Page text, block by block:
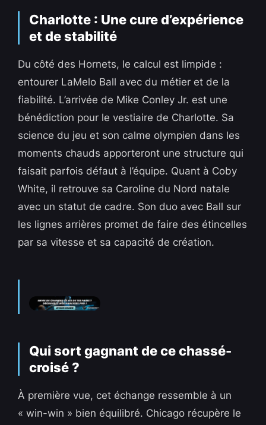
Charlotte : Une cure d’expérience
et de stabilité
Du côté des Hornets, le calcul est limpide :
entourer LaMelo Ball avec du métier et de la
fiabilité. L’arrivée de Mike Conley Jr. est une
bénédiction pour le vestiaire de Charlotte. Sa
science du jeu et son calme olympien dans les
moments chauds apporteront une structure qui
faisait parfois défaut à l’équipe. Quant à Coby
White, il retrouve sa Caroline du Nord natale
avec un statut de cadre. Son duo avec Ball sur
les lignes arrières promet de faire des étincelles
par sa vitesse et sa capacité de création.
Qui sort gagnant de ce chassé-
croisé ?
À première vue, cet échange ressemble à un
« win-win » bien équilibré. Chicago récupère le